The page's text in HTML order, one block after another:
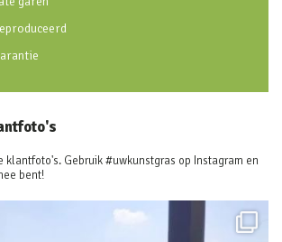
klantfoto's. Gebruik #uwkunstgras op Instagram en
bent!